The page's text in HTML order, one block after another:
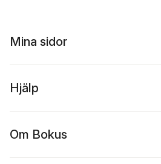
Mina sidor
Hjälp
Om Bokus